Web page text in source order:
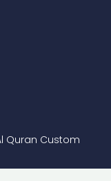
Quran Custom